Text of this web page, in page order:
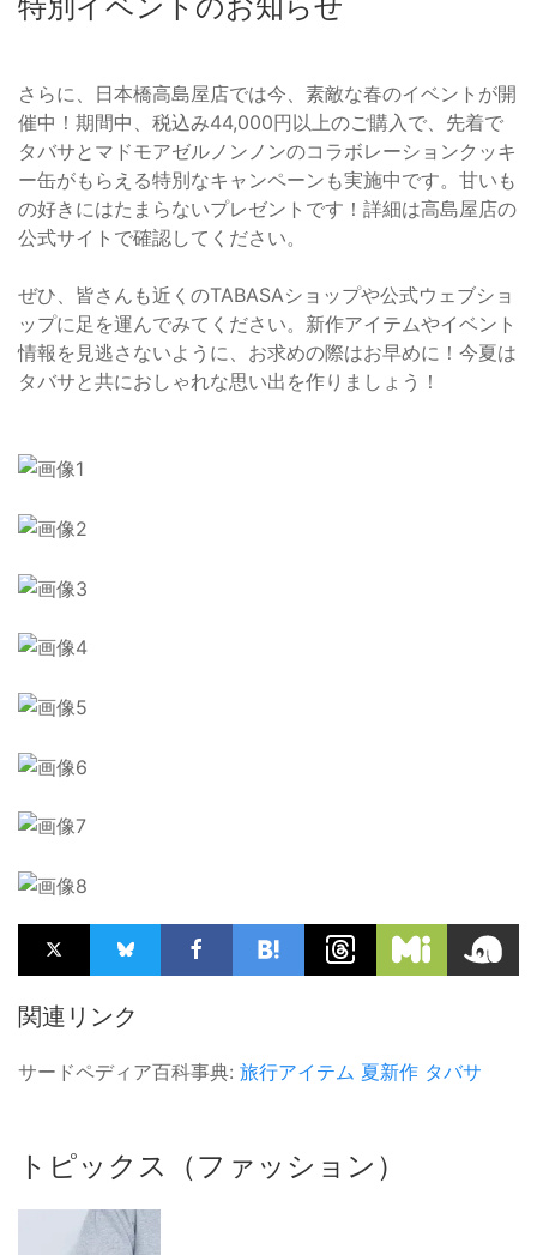
さらに、日本橋高島屋店では今、素敵な春のイベントが開
催中！期間中、税込み44,000円以上のご購入で、先着で
タバサとマドモアゼルノンノンのコラボレーションクッキ
ー缶がもらえる特別なキャンペーンも実施中です。甘いも
の好きにはたまらないプレゼントです！詳細は高島屋店の
公式サイトで確認してください。
ぜひ、皆さんも近くのTABASAショップや公式ウェブショ
ップに足を運んでみてください。新作アイテムやイベント
情報を見逃さないように、お求めの際はお早めに！今夏は
タバサと共におしゃれな思い出を作りましょう！
関連リンク
サードペディア百科事典: 旅行アイテム 夏新作 タバサ
トピックス（ファッション）